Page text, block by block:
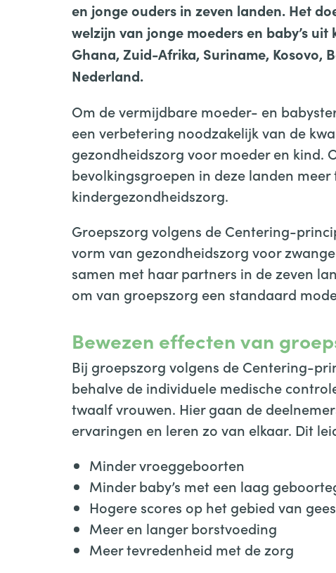
en jonge ouders in zeven landen. Het
welzijn van jonge moeders en baby’s
Ghana, Zuid-Afrika, Suriname, Kosovo,
Nederland.
Om de vermijdbare moeder- en
een verbetering noodzakelijk van de
gezondheidszorg voor moeder en kind.
bevolkingsgroepen in deze landen
kindergezondheidszorg.
Groepszorg volgens de Centering-
vorm van gezondheidszorg voor
samen met haar partners in de zeven
om van groepszorg een standaard
Bewezen effecten van
Bij groepszorg volgens de Centering-
behalve de individuele medische
twaalf vrouwen. Hier gaan de
ervaringen en leren zo van elkaar. Dit
Minder vroeggeboorten
Minder baby’s met een laag
Hogere scores op het gebied van
Meer en langer borstvoeding
Meer tevredenheid met de zorg